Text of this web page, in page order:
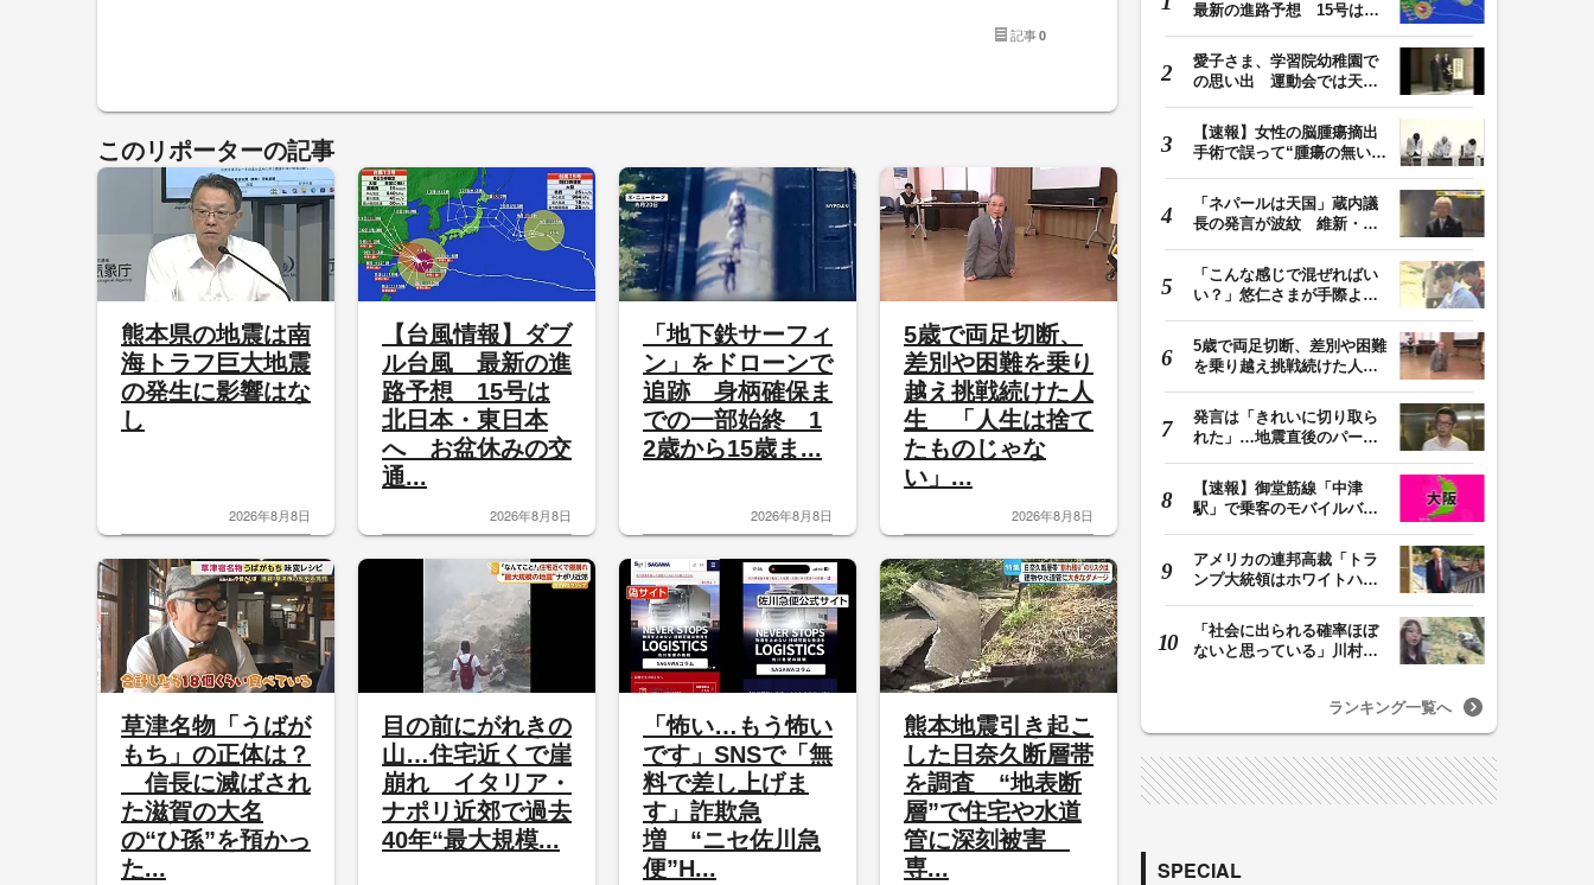
記事0
このリポーターの記事
熊本県の地震は南
海トラフ巨大地震
の発生に影響はな
し
2026年8月8日
【台風情報】ダブ
ル台風 最新の進
路予想 15号は
北日本・東日本
へ お盆休みの交
通...
2026年8月8日
「地下鉄サーフィ
ン」をドローンで
追跡 身柄確保ま
での一部始終 1
2歳から15歳ま...
2026年8月8日
5歳で両足切断、
差別や困難を乗り
越え挑戦続けた人
生 「人生は捨て
たものじゃな
い」...
2026年8月8日
草津名物「うばが
もち」の正体は？
信長に滅ばされ
た滋賀の大名
の“ひ孫”を預かっ
た...
目の前にがれきの
山…住宅近くで崖
崩れ イタリア・
ナポリ近郊で過去
40年“最大規模...
「怖い…もう怖い
です」SNSで「無
料で差し上げま
す」詐欺急
増 “ニセ佐川急
便”H...
熊本地震引き起こ
した日奈久断層帯
を調査 “地表断
層”で住宅や水道
管に深刻被害
専...
最新の進路予想 15号は北
愛子さま、学習院幼稚園で
の思い出 運動会では天皇
【速報】女性の脳腫瘍摘出
手術で誤って“腫瘍の無い部
「ネパールは天国」蔵内議
長の発言が波紋 維新・吉
「こんな感じで混ぜればい
い？」悠仁さまが手際よく
5歳で両足切断、差別や困難
を乗り越え挑戦続けた人
発言は「きれいに切り取ら
れた」…地震直後のパーテ
【速報】御堂筋線「中津
駅」で乗客のモバイルバッ
アメリカの連邦高裁「トラ
ンプ大統領はホワイトハウ
「社会に出られる確率ほぼ
ないと思っている」川村葉
ランキング一覧へ
SPECIAL